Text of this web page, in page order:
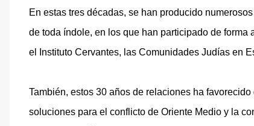
En estas tres décadas, se han producido
de toda índole, en los que han participado de
el Instituto Cervantes, las Comunidades Judías en
También, estos 30 años de relaciones ha
soluciones para el conflicto de Oriente Medio y la